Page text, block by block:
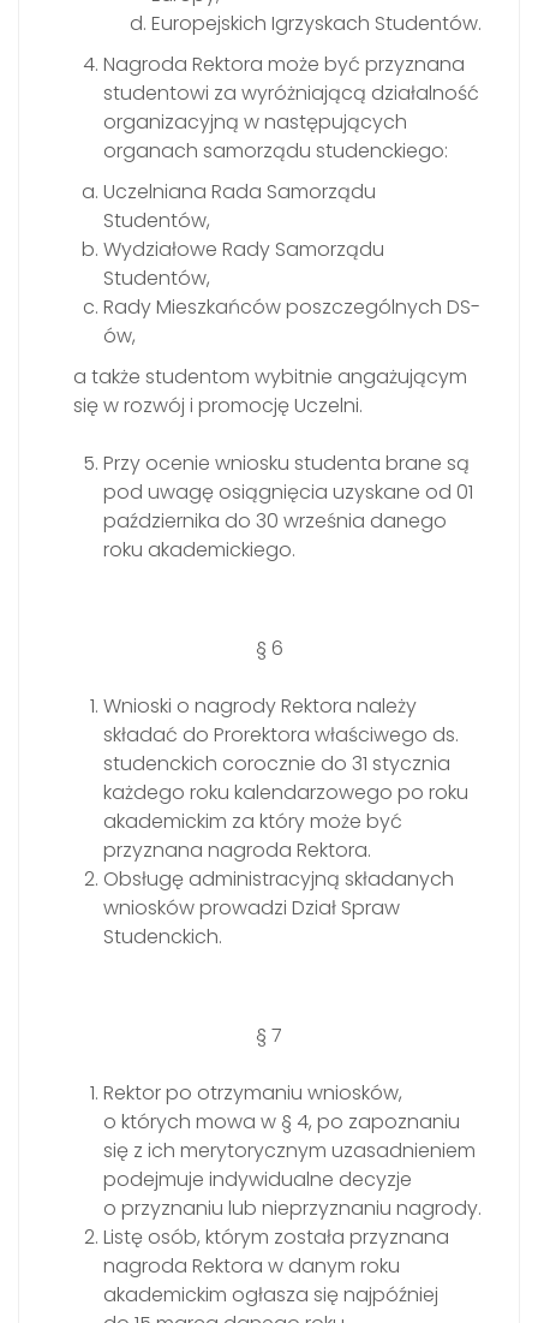
Europejskich Igrzyskach Studentów.
Nagroda Rektora może być przyznana
studentowi za wyróżniającą działalność
organizacyjną w następujących
organach samorządu studenckiego:
Uczelniana Rada Samorządu
Studentów,
Wydziałowe Rady Samorządu
Studentów,
Rady Mieszkańców poszczególnych DS-
ów,
a także studentom wybitnie angażującym
się w rozwój i promocję Uczelni.
Przy ocenie wniosku studenta brane są
pod uwagę osiągnięcia uzyskane od 01
października do 30 września danego
roku akademickiego.
§ 6
Wnioski o nagrody Rektora należy
składać do Prorektora właściwego ds.
studenckich corocznie do 31 stycznia
każdego roku kalendarzowego po roku
akademickim za który może być
przyznana nagroda Rektora.
Obsługę administracyjną składanych
wniosków prowadzi Dział Spraw
Studenckich.
§ 7
Rektor po otrzymaniu wniosków,
o których mowa w § 4, po zapoznaniu
się z ich merytorycznym uzasadnieniem
podejmuje indywidualne decyzje
o przyznaniu lub nieprzyznaniu nagrody.
Listę osób, którym została przyznana
nagroda Rektora w danym roku
akademickim ogłasza się najpóźniej